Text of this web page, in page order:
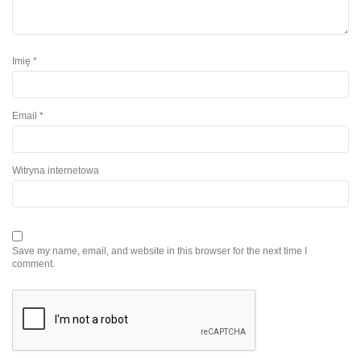
Imię *
Email *
Witryna internetowa
Save my name, email, and website in this browser for the next time I
comment.